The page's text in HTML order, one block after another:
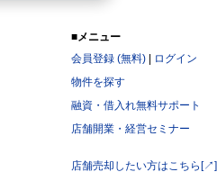
■メニュー
会員登録 (無料)|
ログイン
物件を探す
融資・借入れ無料サポート
店舗開業・経営セミナー
店舗売却したい方はこちら[↗]